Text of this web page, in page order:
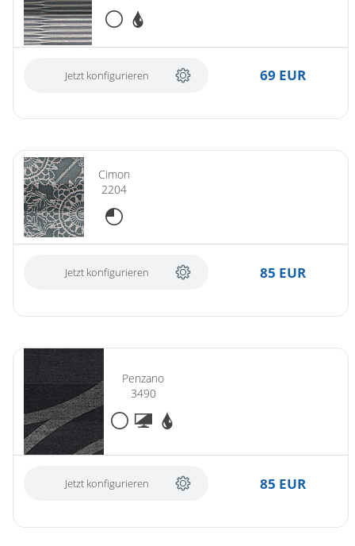
Jetzt konfigurieren 69 EUR
Cimon
2204
Jetzt konfigurieren 85 EUR
Penzano
3490
Jetzt konfigurieren 85 EUR